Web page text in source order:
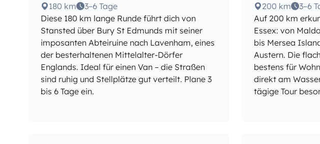
180 km
3–6 Tage
Diese 180 km lange Runde führt dich von
Stansted über Bury St Edmunds mit seiner
imposanten Abteiruine nach Lavenham, eines
der besterhaltenen Mittelalter-Dörfer
Englands. Ideal für einen Van – die Straßen
sind ruhig und Stellplätze gut verteilt. Plane 3
bis 6 Tage ein.
200 km
3–6
Auf 200 km
Essex: von
bis Mersea
Austern. Die
bestens für
direkt am
tägige Tour